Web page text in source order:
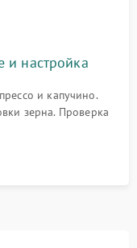
и настройка
и капучино.
зерна. Проверка
напитка и
посторонних